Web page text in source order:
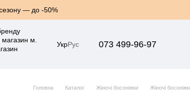
— до -50%
УкрРус 073 499-96-97
Головна Каталог Жіночі босоніжки Жіночі